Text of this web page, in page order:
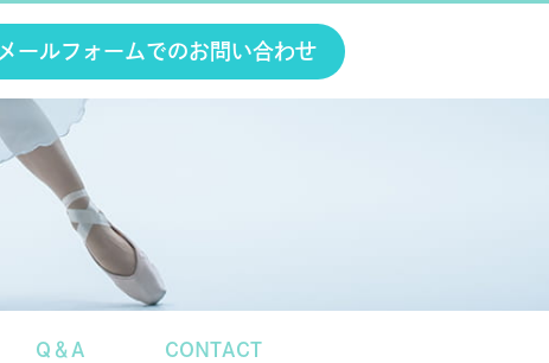
メールフォームでのお問い合わせ
Q＆A CONTACT